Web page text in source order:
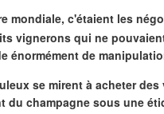
mondiale, c'étaient les
vignerons qui ne
énormément de
se mirent à acheter
du champagne sous une